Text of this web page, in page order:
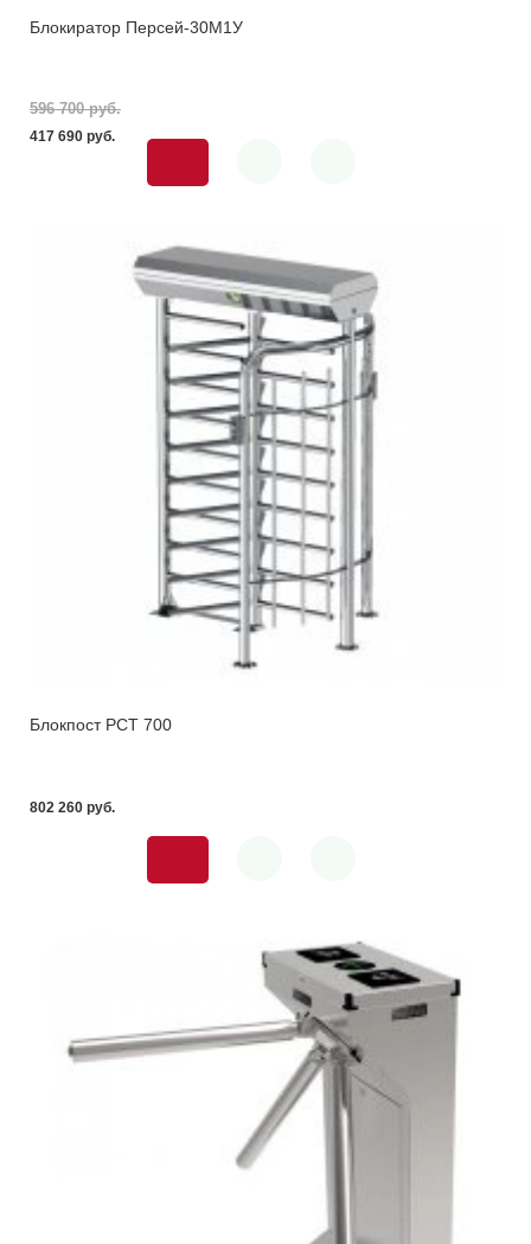
Блокиратор Персей-30М1У
596 700 pуб.
417 690 pуб.
Блокпост РСТ 700
802 260 pуб.